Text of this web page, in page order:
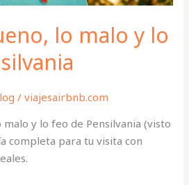
lo malo y lo
/viajesairbnb.com
y lo feo de Pensilvania (visto
completa para tu visita con